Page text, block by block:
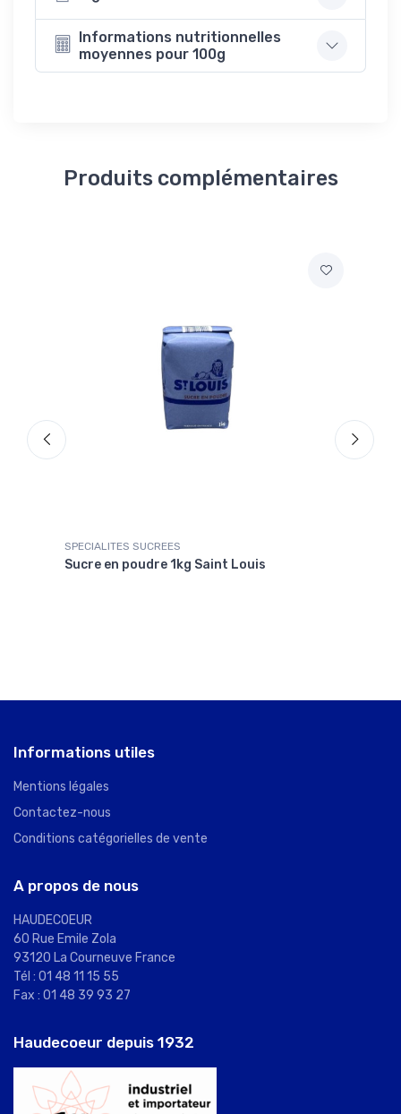
Informations nutritionnelles
moyennes pour 100g
Produits complémentaires
SPECIALITES SUCREES
Sucre en poudre 1kg Saint Louis
Informations utiles
Mentions légales
Contactez-nous
Conditions catégorielles de vente
A propos de nous
HAUDECOEUR
60 Rue Emile Zola
93120 La Courneuve France
Tél : 01 48 11 15 55
Fax : 01 48 39 93 27
Haudecoeur depuis 1932